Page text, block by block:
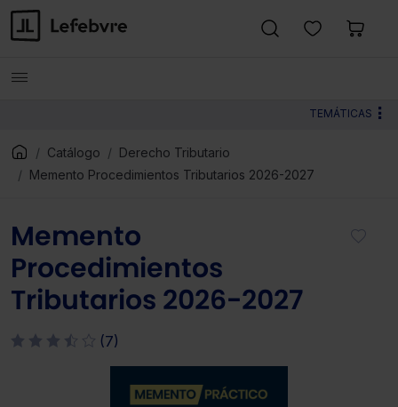
TEMÁTICAS
Catálogo
Derecho Tributario
Memento Procedimientos Tributarios 2026-2027
Memento
Procedimientos
Tributarios 2026-2027
(7)